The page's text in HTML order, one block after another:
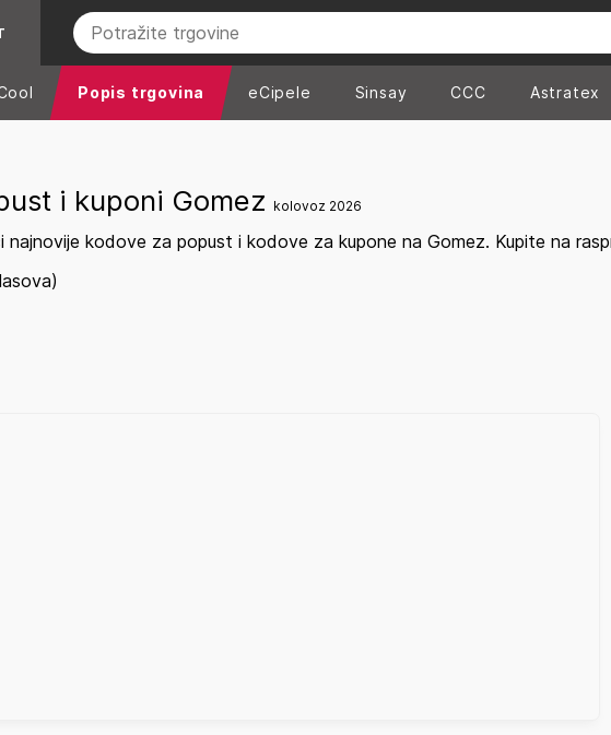
Popis trgovina eCipele Sinsay CCC Astratex
i kuponi Gomez kolovoz 2026
kodove za popust i kodove za kupone na Gomez. Kupite na